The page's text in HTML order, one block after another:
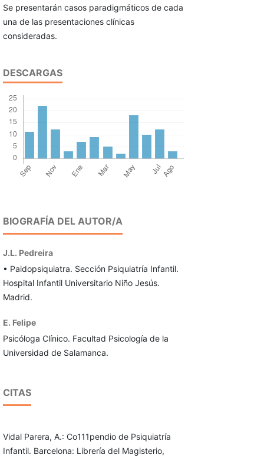
Se presentarán casos paradigmáticos de cada
una de las presentaciones clínicas
consideradas.
DESCARGAS
BIOGRAFÍA DEL AUTOR/A
J.L. Pedreira
• Paidopsiquiatra. Sección Psiquiatría Infantil.
Hospital Infantil Uni­versitario Niño Jesús.
Madrid.
E. Felipe
Psicóloga Clínico. Facultad Psicología de la
Universidad de Sala­manca.
CITAS
Vidal Parera, A.: Co111pendio de Psiquiatría
Infantil. Barcelona: Librería del Magisterio,